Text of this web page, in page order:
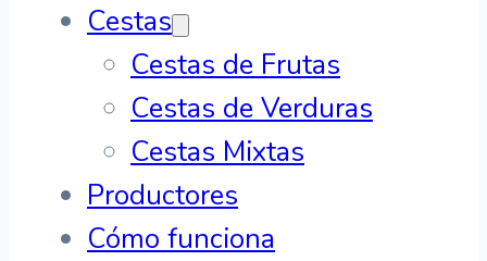
Cestas
Cestas de Frutas
Cestas de Verduras
Cestas Mixtas
Productores
Cómo funciona